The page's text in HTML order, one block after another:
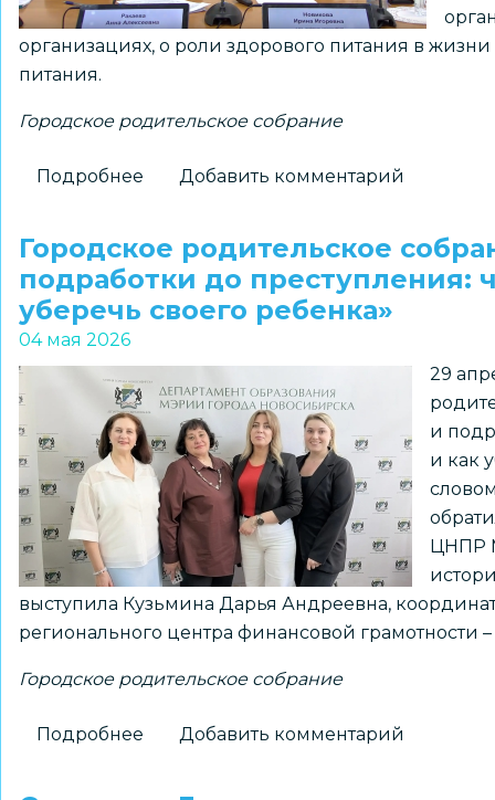
организациях, о роли здорового питания в
питания.
Городское родительское собрание
Подробнее
родительское
собрание
«Питание
–
ориентиры
и
рекомендации
родителям»
Добавить комментарий
Городское родительское
подработки до преступления:
уберечь своего ребенка»
04 мая 2026
29
и
и как
ЦНПР
выступила Кузьмина Дарья Андреевна,
регионального центра финансовой
Городское родительское собрание
Подробнее
родительское
Добавить комментарий